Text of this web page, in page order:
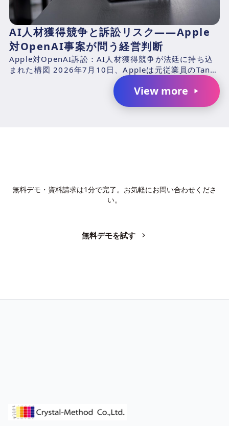
AI人材獲得競争と訴訟リスク――Apple
対OpenAI事案が問う経営判断
Apple対OpenAI訴訟：AI人材獲得競争が法廷に持ち込
まれた構図 2026年7月10日、Appleは元従業員のTang
View more
無料デモ・資料請求は1分で完了。お気軽にお問い合わせくださ
い。
無料デモを試す